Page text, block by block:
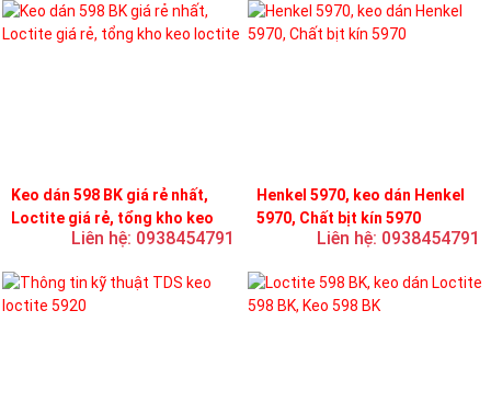
Keo dán 598 BK giá rẻ nhất,
Loctite giá rẻ, tổng kho keo
Liên hệ: 0938454791
Henkel 5970, keo dán Henkel
5970, Chất bịt kín 5970
Liên hệ: 0938454791